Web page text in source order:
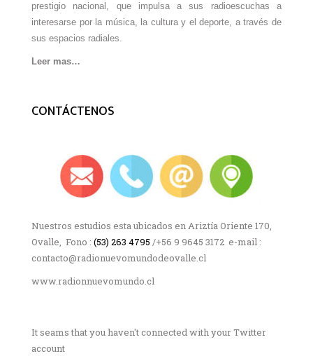
prestigio nacional, que impulsa a sus radioescuchas a
interesarse por la música, la cultura y el deporte, a través de
sus espacios radiales.
Leer mas…
CONTÁCTENOS
Nuestros estudios esta ubicados en Ariztía Oriente 170,
Ovalle, Fono : (53) 263 4795 /+56 9 9645 3172 e-mail :
contacto@radionuevomundodeovalle.cl
www.radionnuevomundo.cl
It seams that you haven't connected with your Twitter
account